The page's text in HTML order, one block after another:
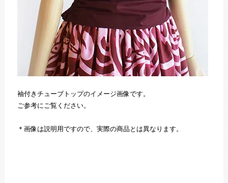
袖付きチューブトップのイメージ画像です。
ご参考にご覧ください。
＊画像は説明用ですので、実際の商品とは異なります。